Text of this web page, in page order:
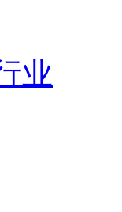
业